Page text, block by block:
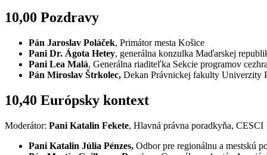
10,00 Pozdravy
Pán Jaroslav Poláček, Primátor mesta Košice
Pani Dr. Ágota Hetey, generálna konzulka Maďarskej
Pani Lea Malá, Generálna riaditeľka Sekcie programov
Pán Miroslav Štrkolec, Dekan Právnickej fakulty Univerzity
10,40 Európsky kontext
Moderátor: Pani Katalin Fekete, Hlavná právna poradkyňa, CESCI
Pani Katalin Júlia Pénzes, Odbor pre regionálnu a mestskú